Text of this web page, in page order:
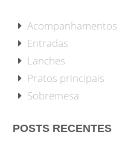
Acompanhamentos
Entradas
Lanches
Pratos principais
Sobremesa
POSTS RECENTES